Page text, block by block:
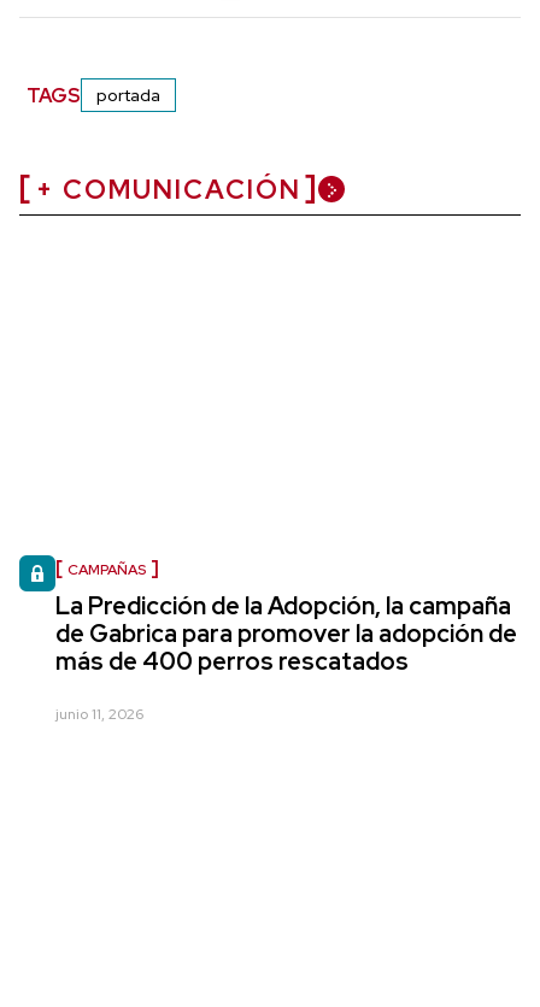
TAGS portada
+ COMUNICACIÓN
CAMPAÑAS
La Predicción de la Adopción, la campaña
de Gabrica para promover la adopción de
más de 400 perros rescatados
junio 11, 2026